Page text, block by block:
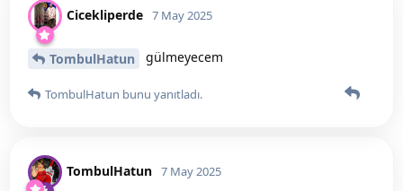
Cicekliperde 7 May 2025
TombulHatun gülmeyecem
TombulHatun bunu yanıtladı.
TombulHatun 7 May 2025